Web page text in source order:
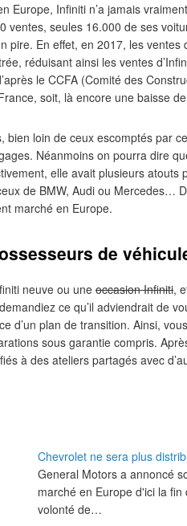
Europe, Infiniti n’a jamais
ventes, seules 16.000 de ses
pire. En effet, en 2017, les
réduisant ainsi les ventes
le CCFA (Comité des
soit, là encore une baisse
bien loin de ceux escomptés par
Néanmoins on pourra dire
elle avait plusieurs
de BMW, Audi ou Mercedes…
marché en Europe.
de
neuve ou une occasion Infiniti,
ce qu’il adviendrait de
d’un plan de transition. Ainsi,
sous garantie compris.
à des ateliers partagés avec
Chevrolet ne sera plus
General Motors a annoncé
marché en Europe d'ici la
volonté de…